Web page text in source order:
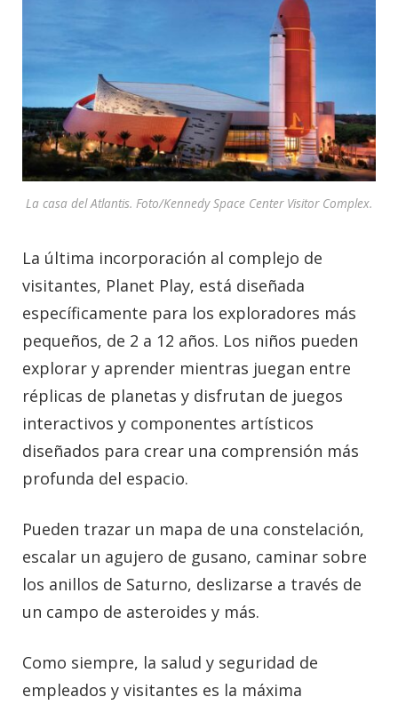
La casa del Atlantis. Foto/Kennedy Space Center Visitor Complex.
La última incorporación al complejo de
visitantes, Planet Play, está diseñada
específicamente para los exploradores más
pequeños, de 2 a 12 años. Los niños pueden
explorar y aprender mientras juegan entre
réplicas de planetas y disfrutan de juegos
interactivos y componentes artísticos
diseñados para crear una comprensión más
profunda del espacio.
Pueden trazar un mapa de una constelación,
escalar un agujero de gusano, caminar sobre
los anillos de Saturno, deslizarse a través de
un campo de asteroides y más.
Como siempre, la salud y seguridad de
empleados y visitantes es la máxima